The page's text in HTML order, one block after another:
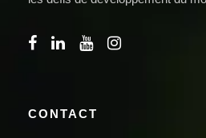
CONTACT